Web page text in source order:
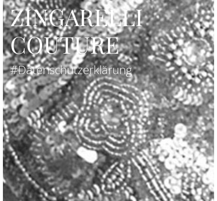
ZINGARELLI
COUTURE
#Datenschutzerklärung